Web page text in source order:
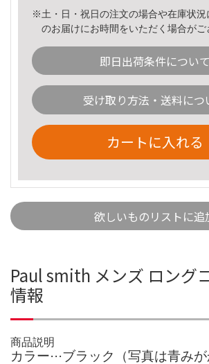
※土・日・祝日の注文の場合や在庫状況
のお届けにお時間をいただく場合がご
即日出荷条件について
受け取り方法・送料につ
カートに入れる
欲しいものリストに追
Paul smith メンズ ロング
情報
商品説明
カラー···ブラック（写真は青み